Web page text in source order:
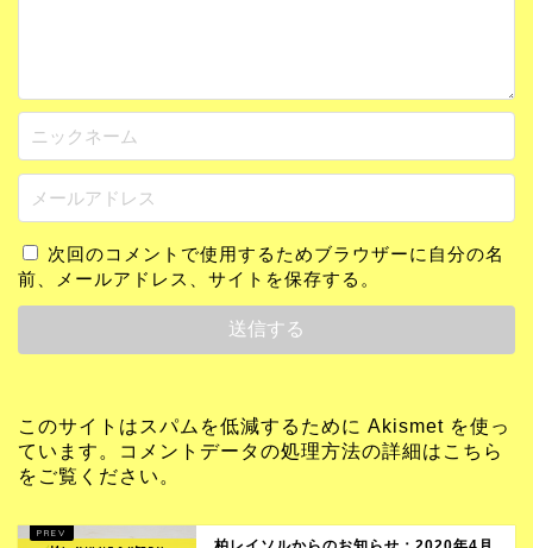
次回のコメントで使用するためブラウザーに自分の名
前、メールアドレス、サイトを保存する。
このサイトはスパムを低減するために Akismet を使っ
ています。
コメントデータの処理方法の詳細はこちら
をご覧ください 。